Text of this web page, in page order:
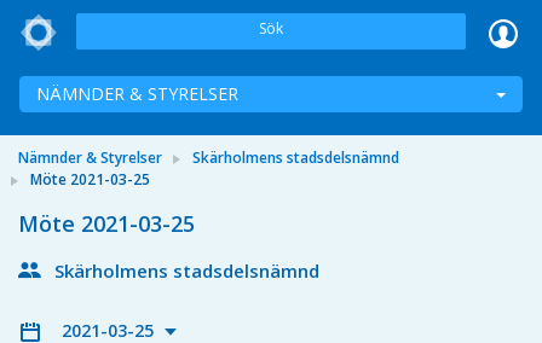
Sök
NÄMNDER & STYRELSER
Nämnder & Styrelser
Skärholmens stadsdelsnämnd
Möte 2021-03-25
Möte 2021-03-25
Skärholmens stadsdelsnämnd
2021-03-25